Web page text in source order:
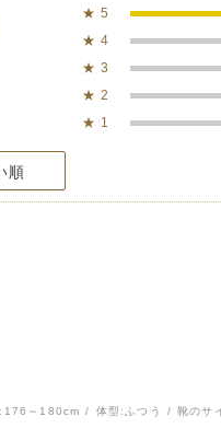
★ 5
★ 4
★ 3
★ 2
★ 1
順
176～180cm 体型: ふつう 靴のサ